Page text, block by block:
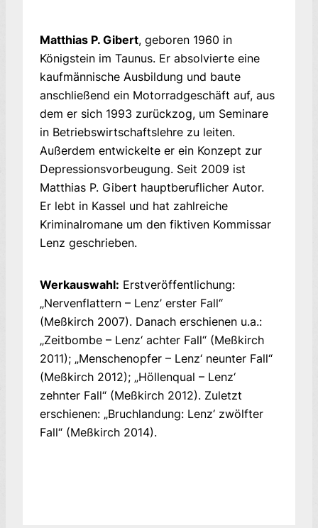
Matthias P. Gibert, geboren 1960 in
Königstein im Taunus. Er absolvierte eine
kaufmännische Ausbildung und baute
anschließend ein Motorradgeschäft auf, aus
dem er sich 1993 zurückzog, um Seminare
in Betriebswirtschaftslehre zu leiten.
Außerdem entwickelte er ein Konzept zur
Depressionsvorbeugung. Seit 2009 ist
Matthias P. Gibert hauptberuflicher Autor.
Er lebt in Kassel und hat zahlreiche
Kriminalromane um den fiktiven Kommissar
Lenz geschrieben.
Werkauswahl: Erstveröffentlichung:
„Nervenflattern – Lenz’ erster Fall“
(Meßkirch 2007). Danach erschienen u.a.:
„Zeitbombe – Lenz‘ achter Fall“ (Meßkirch
2011); „Menschenopfer – Lenz‘ neunter Fall“
(Meßkirch 2012); „Höllenqual – Lenz‘
zehnter Fall“ (Meßkirch 2012). Zuletzt
erschienen: „Bruchlandung: Lenz‘ zwölfter
Fall“ (Meßkirch 2014).